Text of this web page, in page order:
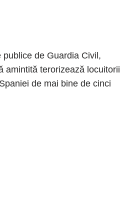
de Guardia Civil,
amintită terorizează locuitorii
de mai bine de cinci